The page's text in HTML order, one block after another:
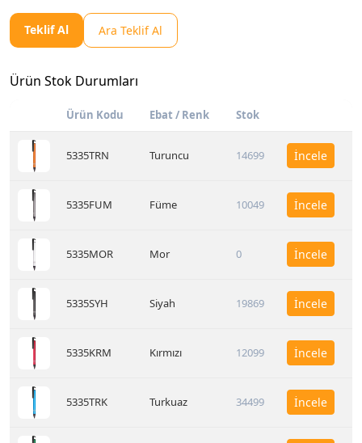
Teklif Al Ara Teklif Al
Ürün Stok Durumları
Ürün Kodu Ebat / Renk Stok
5335TRN Turuncu 14699 İncele
5335FUM Füme 10049 İncele
5335MOR Mor 0 İncele
5335SYH Siyah 19869 İncele
5335KRM Kırmızı 12099 İncele
5335TRK Turkuaz 34499 İncele